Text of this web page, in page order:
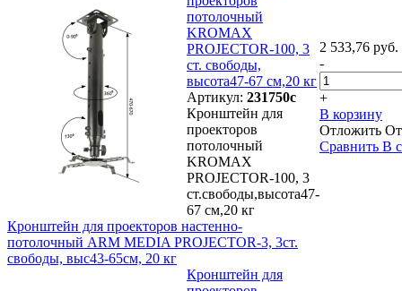
потолочный
KROMAX
PROJECTOR-100, 3
ст. свободы,
высота47-67 см,20 кг
Артикул: 231750с
Кронштейн для
проекторов
потолочный
KROMAX
PROJECTOR-100, 3
ст.свободы,высота47-
67 см,20 кг
2 533,76 руб.
-
+
В корзину
Отложить
Сравнить В
Кронштейн для проекторов настенно-
потолочный ARM MEDIA PROJECTOR-3, 3ст.
свободы, выс43-65см, 20 кг
Кронштейн для